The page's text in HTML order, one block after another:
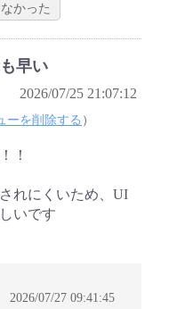
かった
早い
2026/07/25 21:07:12
ーを削除する ）
！
れにくいため、UI
いです
2026/07/27 09:41:45